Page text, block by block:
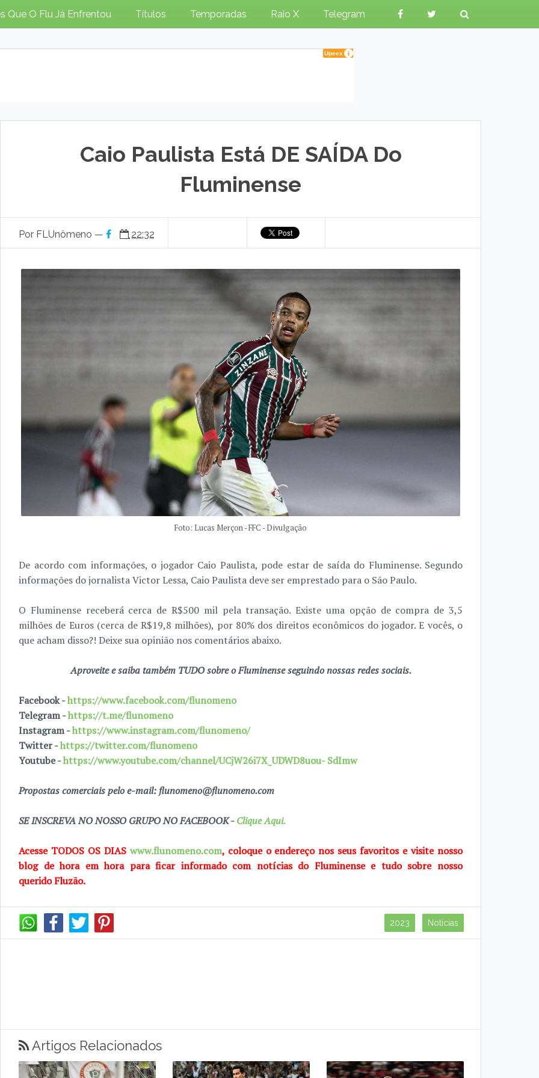
Que O Flu Já Enfrentou Títulos Temporadas Raio X Telegram
Caio Paulista Está DE SAÍDA Do
Fluminense
Por FLUnômeno — 22:32
Foto: Lucas Merçon - FFC - Divulgação
De acordo com informações, o jogador Caio Paulista, pode estar de saída do Fluminense. Segundo
informações do jornalista Victor Lessa, Caio Paulista deve ser emprestado para o São Paulo.
O Fluminense receberá cerca de R$500 mil pela transação. Existe uma opção de compra de 3,5
milhões de Euros (cerca de R$19,8 milhões), por 80% dos direitos econômicos do jogador. E vocês, o
que acham disso?! Deixe sua opinião nos comentários abaixo.
Aproveite e saiba também TUDO sobre o Fluminense seguindo nossas redes sociais.
Facebook -https://www.facebook.com/flunomeno
Telegram -https://t.me/flunomeno
Instagram -https://www.instagram.com/flunomeno/
Twitter -https://twitter.com/flunomeno
Youtube -https://www.youtube.com/channel/UCjW26i7X_UDWD8uou- SdImw
Propostas comerciais pelo e-mail: flunomeno@flunomeno.com
SE INSCREVA NO NOSSO GRUPO NO FACEBOOK -Clique Aqui.
Acesse TODOS OS DIAS www.flunomeno.com, coloque o endereço nos seus favoritos e visite nosso
blog dehora em hora para ficar informado com notícias do Fluminense e tudo sobre nosso
queridoFluzão.
2023 Notícias
Artigos Relacionados